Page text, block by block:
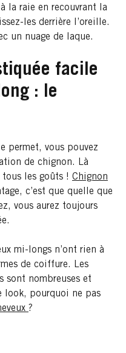
la raie en recouvrant la
les derrière l’oreille.
un nuage de laque.
facile
: le
permet, vous pouvez
de chignon. Là
les goûts ! Chignon
c’est que quelle que
vous aurez toujours
mi-longs n’ont rien à
de coiffure. Les
sont nombreuses et
look, pourquoi ne pas
?